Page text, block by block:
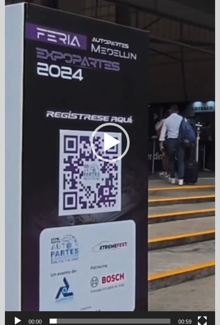
00:00 00:59